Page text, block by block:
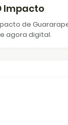
Impacto
de
agora digital.